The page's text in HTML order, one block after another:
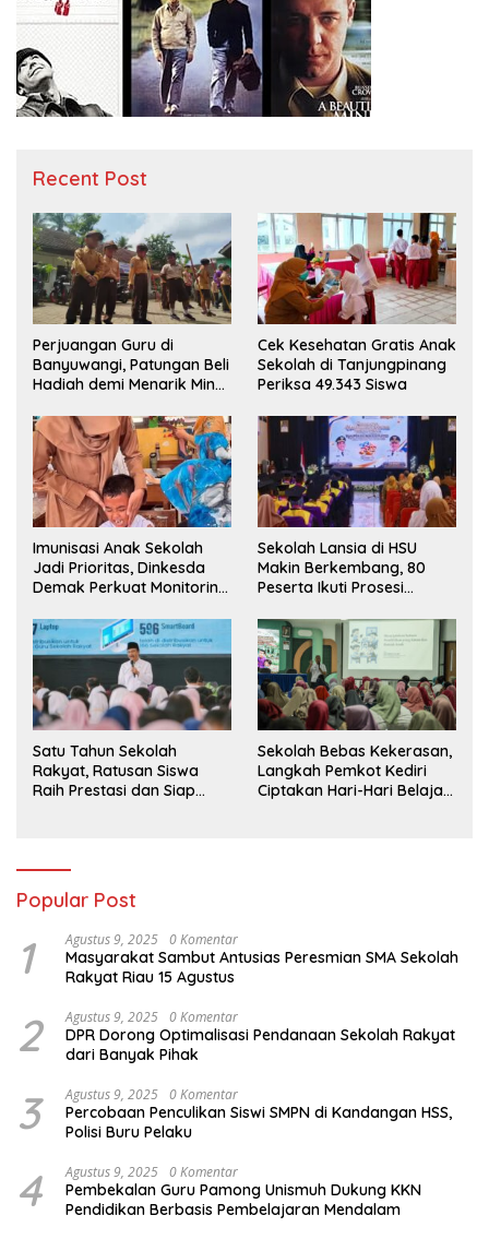
Recent Post
Perjuangan Guru di
Banyuwangi, Patungan Beli
Hadiah demi Menarik Minat
Cek Kesehatan Gratis Anak
Sekolah di Tanjungpinang
Periksa 49.343 Siswa
Imunisasi Anak Sekolah
Jadi Prioritas, Dinkesda
Demak Perkuat Monitoring
Sekolah Lansia di HSU
Makin Berkembang, 80
Peserta Ikuti Prosesi
Satu Tahun Sekolah
Rakyat, Ratusan Siswa
Raih Prestasi dan Siap
Sekolah Bebas Kekerasan,
Langkah Pemkot Kediri
Ciptakan Hari-Hari Belajar
Popular Post
1 Agustus 9, 2025 0 Komentar
Masyarakat Sambut Antusias Peresmian SMA Sekolah
Rakyat Riau 15 Agustus
2 Agustus 9, 2025 0 Komentar
DPR Dorong Optimalisasi Pendanaan Sekolah Rakyat
dari Banyak Pihak
3 Agustus 9, 2025 0 Komentar
Percobaan Penculikan Siswi SMPN di Kandangan HSS,
Polisi Buru Pelaku
4 Agustus 9, 2025 0 Komentar
Pembekalan Guru Pamong Unismuh Dukung KKN
Pendidikan Berbasis Pembelajaran Mendalam